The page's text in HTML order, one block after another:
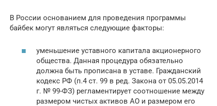
В России основанием для проведения программы
байбек могут являться следующие факторы:
уменьшение уставного капитала акционерного
общества. Данная процедура обязательно
должна быть прописана в уставе. Гражданский
кодекс РФ (п.4 ст. 99 в ред. Закона от 05.05.2014
г. № 99-ФЗ) регламентирует соотношение между
размером чистых активов АО и размером его